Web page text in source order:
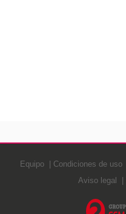
Equipo Condiciones de uso
Aviso legal